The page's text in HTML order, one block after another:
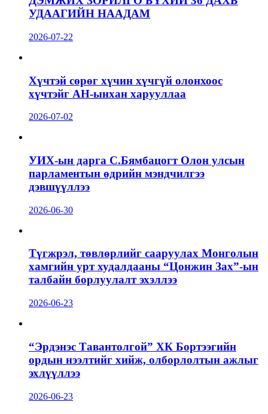
УДААГИЙН НААДАМ
2026-07-22
Хүчтэй сөрөг хүчин хүчгүй олонхоос
хүчтэйг АН-ынхан харууллаа
2026-07-02
УИХ-ын дарга С.Бямбацогт Олон улсын
парламентын өдрийн мэндчилгээ
дэвшүүллээ
2026-06-30
Түгжрэл, төвлөрлийг сааруулах Монголын
хамгийн урт худалдааны “Цонжин Зах”-ын
талбайн борлуулалт эхэллээ
2026-06-23
“Эрдэнэс Тавантолгой” ХК Бортээгийн
ордын нээлтийг хийж, олборлолтын ажлыг
эхлүүллээ
2026-06-23